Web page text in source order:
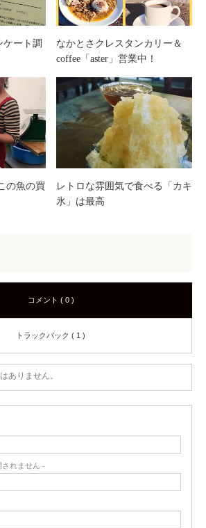
ケート調
なかとさクレスタンカリー＆
coffee「aster」営業中！
の魚の買
レトロな雰囲気で食べる「カキ
氷」は最高
コメント ( 0 )
トラックバック ( 1 )
ありません。
れません -